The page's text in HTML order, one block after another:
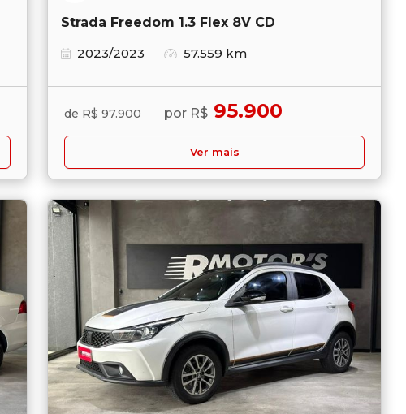
Strada Freedom 1.3 Flex 8V CD
2023/2023
57.559 km
de R$ 97.900 por R$ 95.900
Ver mais